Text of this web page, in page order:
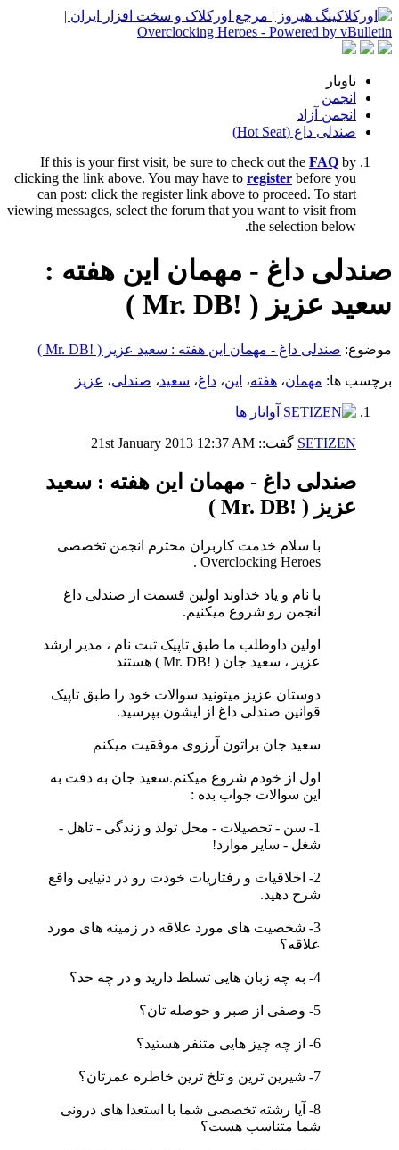
ناوبار
انجمن
انجمن آزاد
صندلی داغ (Hot Seat)
If this is your first visit, be sure to check out the FAQ by
clicking the link above. You may have to register before you
can post: click the register link above to proceed. To start
viewing messages, select the forum that you want to visit from
the selection below.
صندلی داغ - مهمان این هفته :
سعید عزیز ( !Mr. DB )
موضوع: صندلی داغ - مهمان این هفته : سعید عزیز ( !Mr. DB )
برچسب ها: مهمان، هفته، این، داغ، سعید، صندلی، عزیز
SETIZEN گفت:: 21st January 2013 12:37 AM
صندلی داغ - مهمان این هفته : سعید
عزیز ( !Mr. DB )
با سلام خدمت کاربران محترم انجمن تخصصی
Overclocking Heroes .
با نام و یاد خداوند اولین قسمت از صندلی داغ
انجمن رو شروع میکنیم.
اولین داوطلب ما طبق تاپیک ثبت نام ، مدیر ارشد
عزیز ، سعید جان ( !Mr. DB ) هستند
دوستان عزیز میتونید سوالات خود را طبق تاپیک
قوانین صندلی داغ از ایشون بپرسید.
سعید جان براتون آرزوی موفقیت میکنم
اول از خودم شروع میکنم.سعید جان به دقت به
این سوالات جواب بده :
1- سن - تحصیلات - محل تولد و زندگی - تاهل -
شغل - سایر موارد!
2- اخلاقیات و رفتاریات خودت رو در دنیایی واقع
شرح دهید.
3- شخصیت های مورد علاقه در زمینه های مورد
علاقه؟
4- به چه زبان هایی تسلط دارید و در چه حد؟
5- وصفی از صبر و حوصله تان؟
6- از چه چیز هایی متنفر هستید؟
7- شیرین ترین و تلخ ترین خاطره عمرتان؟
8- آیا رشته تخصصی شما با استعدا های درونی
شما متناسب هست؟